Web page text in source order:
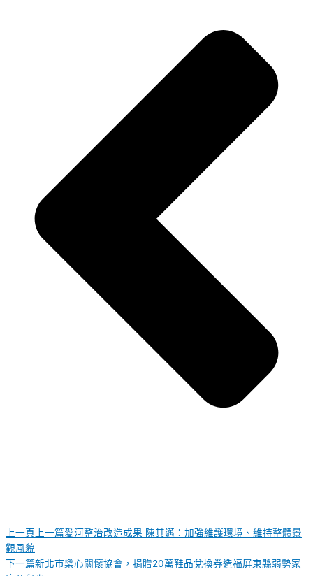
上一頁 上一篇愛河整治改造成果 陳其邁：加強維護環境、維持整體景
觀風貌
下一篇新北市樂心關懷協會，捐贈20萬鞋品兌換券造福屏東縣弱勢家